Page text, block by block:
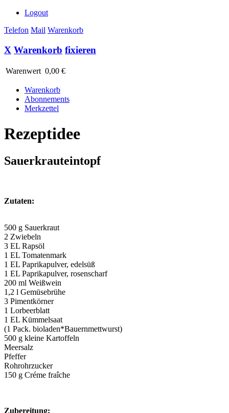
Logout
Telefon Mail Warenkorb
X Warenkorb fixieren
Warenwert 0,00 €
Warenkorb
Abonnements
Merkzettel
Rezeptidee
Sauerkrauteintopf
Zutaten:
500 g Sauerkraut
2 Zwiebeln
3 EL Rapsöl
1 EL Tomatenmark
1 EL Paprikapulver, edelsüß
1 EL Paprikapulver, rosenscharf
200 ml Weißwein
1,2 l Gemüsebrühe
3 Pimentkörner
1 Lorbeerblatt
1 EL Kümmelsaat
(1 Pack. bioladen*Bauernmettwurst)
500 g kleine Kartoffeln
Meersalz
Pfeffer
Rohrohrzucker
150 g Créme fraîche
Zubereitung: